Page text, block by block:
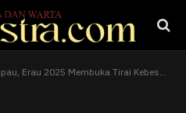
2025 Membuka Tirai Kebesaran Kutai